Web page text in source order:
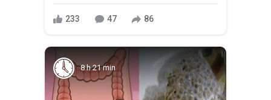
233 47 86
8 h 21 min